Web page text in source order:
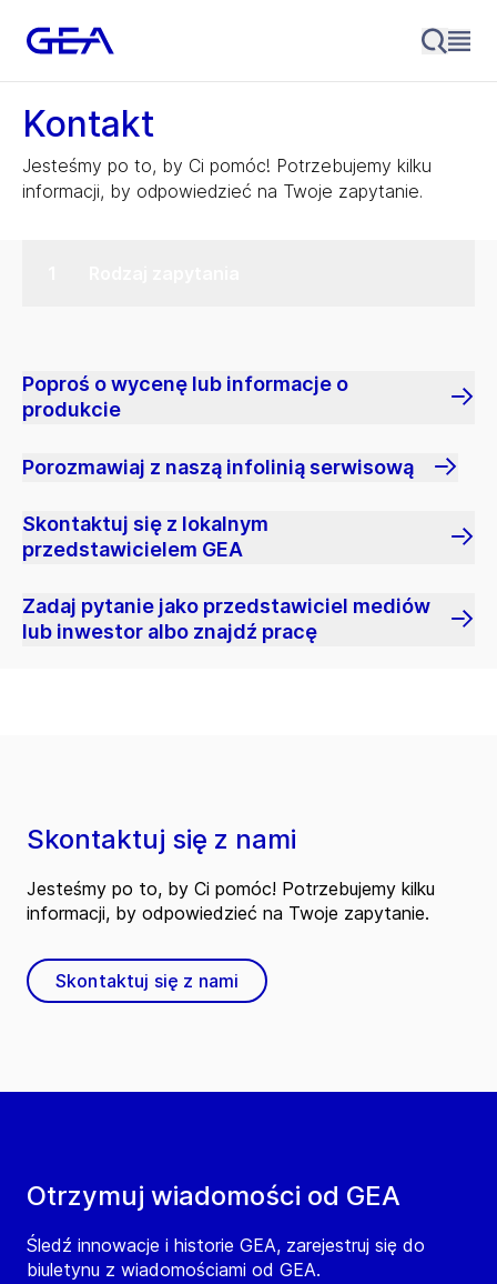
Kontakt
Jesteśmy po to, by Ci pomóc! Potrzebujemy kilku
informacji, by odpowiedzieć na Twoje zapytanie.
Poproś o wycenę lub informacje o
produkcie
Porozmawiaj z naszą infolinią serwisową
Skontaktuj się z lokalnym
przedstawicielem GEA
Zadaj pytanie jako przedstawiciel mediów
lub inwestor albo znajdź pracę
Otrzymuj wiadomości od GEA
Śledź innowacje i historie GEA, zarejestruj się do
biuletynu z wiadomościami od GEA.
Skontaktuj się z nami
Jesteśmy po to, by Ci pomóc! Potrzebujemy kilku
informacji, by odpowiedzieć na Twoje zapytanie.
Skontaktuj się z nami